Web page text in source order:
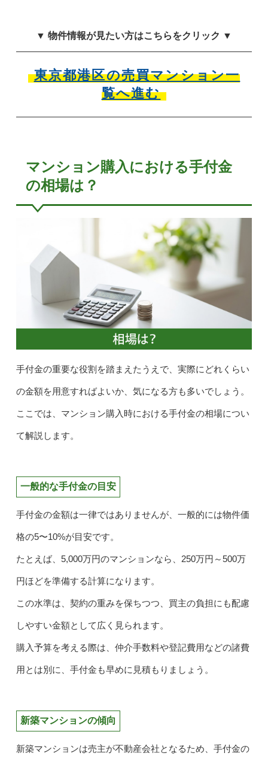
▼ 物件情報が見たい方はこちらをクリック ▼
東京都港区の売買マンション一
覧へ進む
マンション購入における手付金
の相場は？
手付金の重要な役割を踏まえたうえで、実際にどれくらい
の金額を用意すればよいか、気になる方も多いでしょう。
ここでは、マンション購入時における手付金の相場につい
て解説します。
一般的な手付金の目安
手付金の金額は一律ではありませんが、一般的には物件価
格の5〜10%が目安です。
たとえば、5,000万円のマンションなら、250万円～500万
円ほどを準備する計算になります。
この水準は、契約の重みを保ちつつ、買主の負担にも配慮
しやすい金額として広く見られます。
購入予算を考える際は、仲介手数料や登記費用などの諸費
用とは別に、手付金も早めに見積もりましょう。
新築マンションの傾向
新築マンションは売主が不動産会社となるため、手付金の